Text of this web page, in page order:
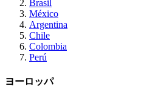
Brasil
México
Argentina
Chile
Colombia
Perú
ヨーロッパ